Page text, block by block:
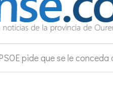
pide que se le